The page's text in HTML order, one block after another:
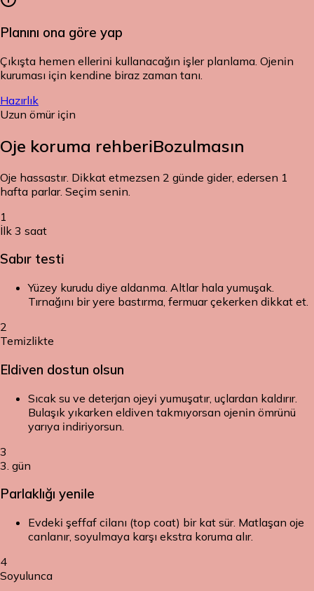
Planını ona göre yap
Çıkışta hemen ellerini kullanacağın işler planlama. Ojenin
kuruması için kendine biraz zaman tanı.
Hazırlık
Uzun ömür için
Oje koruma rehberiBozulmasın
Oje hassastır. Dikkat etmezsen 2 günde gider, edersen 1
hafta parlar. Seçim senin.
1
İlk 3 saat
Sabır testi
Yüzey kurudu diye aldanma. Altlar hala yumuşak.
Tırnağını bir yere bastırma, fermuar çekerken dikkat et.
2
Temizlikte
Eldiven dostun olsun
Sıcak su ve deterjan ojeyi yumuşatır, uçlardan kaldırır.
Bulaşık yıkarken eldiven takmıyorsan ojenin ömrünü
yarıya indiriyorsun.
3
3. gün
Parlaklığı yenile
Evdeki şeffaf cilanı (top coat) bir kat sür. Matlaşan oje
canlanır, soyulmaya karşı ekstra koruma alır.
4
Soyulunca